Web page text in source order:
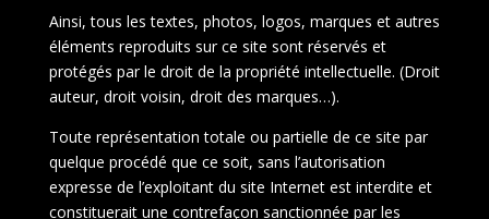
Ainsi, tous les textes, photos, logos, marques et autres
éléments reproduits sur ce site sont réservés et
protégés par le droit de la propriété intellectuelle. (Droit
auteur, droit voisin, droit des marques…).
Toute représentation totale ou partielle de ce site par
quelque procédé que ce soit, sans l’autorisation
expresse de l’exploitant du site Internet est interdite et
constituerait une contrefaçon sanctionnée par les